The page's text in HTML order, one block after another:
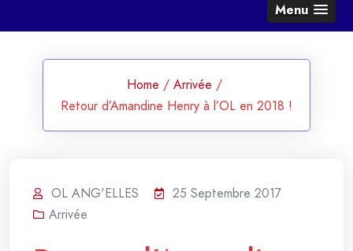
Menu
Home / Arrivée /
Retour d’Amandine Henry à l’OL en 2018 !
OL ANG'ELLES
25 Septembre 2017
Arrivée